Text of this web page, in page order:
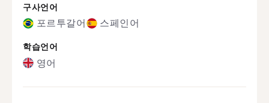
구사언어
포르투갈어 스페인어
학습언어
영어